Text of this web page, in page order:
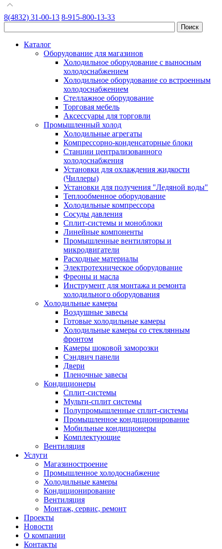
8(4832) 31-00-13 8-915-800-13-33
Каталог
Оборудование для магазинов
Холодильное оборудование с выносным
холодоснабжением
Холодильное оборудование со встроенным
холодоснабжением
Стеллажное оборудование
Торговая мебель
Аксессуары для торговли
Промышленный холод
Холодильные агрегаты
Компрессорно-конденсаторные блоки
Станции централизованного
холодоснабжения
Установки для охлаждения жидкости
(Чиллеры)
Установки для получения "Ледяной воды"
Теплообменное оборудование
Холодильные компрессора
Сосуды давления
Cплит-системы и моноблоки
Линейные компоненты
Промышленные вентиляторы и
микродвигатели
Расходные материалы
Электротехническое оборудование
Фреоны и масла
Инструмент для монтажа и ремонта
холодильного оборудования
Холодильные камеры
Воздушные завесы
Готовые холодильные камеры
Холодильные камеры со стеклянным
фронтом
Камеры шоковой заморозки
Сэндвич панели
Двери
Пленочные завесы
Кондиционеры
Сплит-системы
Мульти-сплит системы
Полупромышленные сплит-системы
Промышленное кондиционирование
Мобильные кондиционеры
Комплектующие
Вентиляция
Услуги
Магазиностроение
Промышленное холодоснабжение
Холодильные камеры
Кондиционирование
Вентиляция
Монтаж, сервис, ремонт
Проекты
Новости
О компании
Контакты